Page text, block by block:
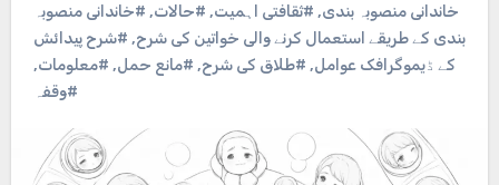
خاندانی منصوبہ بندی, #ثقافتی اہمیت, #حالات, #خاندانی منصوبہ
بندی کے طریقے استعمال کرنے والی خواتین کی شرح, #شرح پیدائش
کے ڈیموگرافک عوامل, #طلاق کی شرح, #مانع حمل, #معلومات,
#وقفہ